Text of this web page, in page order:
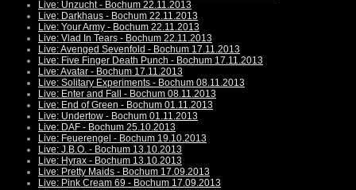
Live: Unzucht - Bochum 22.11.2013
Live: Darkhaus - Bochum 22.11.2013
Live: Your Army - Bochum 22.11.2013
Live: Vlad In Tears - Bochum 22.11.2013
Live: Avenged Sevenfold - Bochum 17.11.2013
Live: Five Finger Death Punch - Bochum 17.11.2013
Live: Avatar - Bochum 17.11.2013
Live: Solitary Experiments - Bochum 08.11.2013
Live: Enter and Fall - Bochum 08.11.2013
Live: End of Green - Bochum 01.11.2013
Live: Undertow - Bochum 01.11.2013
Live: DAF - Bochum 25.10.2013
Live: Feuerengel - Bochum 19.10.2013
Live: J.B.O. - Bochum 13.10.2013
Live: Hyrax - Bochum 13.10.2013
Live: Pretty Maids - Bochum 17.09.2013
Live: Pink Cream 69 - Bochum 17.09.2013